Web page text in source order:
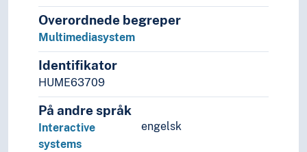
Overordnede begreper
Multimediasystem
Identifikator
HUME63709
På andre språk
engelsk
Interactive
systems